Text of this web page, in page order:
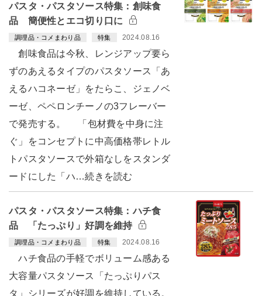
パスタ・パスタソース特集：創味食
品 簡便性とエコ切り口に
調理品・コメまわり品 特集 2024.08.16
創味食品は今秋、レンジアップ要ら
ずのあえるタイプのパスタソース「あ
えるハコネーゼ」をたらこ、ジェノベ
ーゼ、ペペロンチーノの3フレーバー
で発売する。 「包材費を中身に注
ぐ」をコンセプトに中高価格帯レトル
トパスタソースで外箱なしをスタンダ
ードにした「ハ…続きを読む
パスタ・パスタソース特集：ハチ食
品 「たっぷり」好調を維持
調理品・コメまわり品 特集 2024.08.16
ハチ食品の手軽でボリューム感ある
大容量パスタソース「たっぷりパス
タ」シリーズが好調を維持している。